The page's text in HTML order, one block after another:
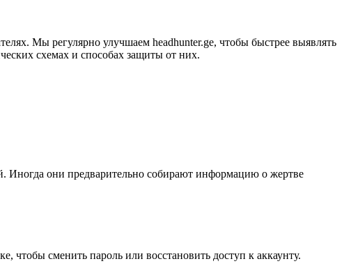
Мы регулярно улучшаем headhunter.ge, чтобы быстрее выявлять
схемах и способах защиты от них.
они предварительно собирают информацию о жертве
чтобы сменить пароль или восстановить доступ к аккаунту.